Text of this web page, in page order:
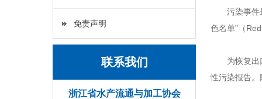
免责声明
联系我们
浙江省水产流通与加工协会
污染事件
色名单”（
为恢复
性污染报告